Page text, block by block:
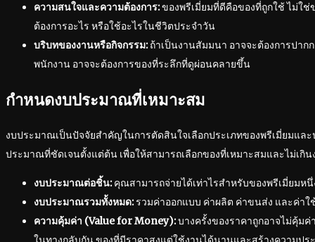
ความสนใจและความต้องการ:ของพรีเมี่ยมที่ดีคือของที่ถูกใช้ ไม่ใช่
ต้องการอะไร หรือใช้อะไรในชีวิตประจำวัน
บริบทของงานหรือกิจกรรม:ถ้าเป็นงานสัมมนา อาจจะต้องการปาก
พนักงาน อาจจะต้องการของที่ระลึกที่ดูผ่อนคลายขึ้น
กำหนดงบประมาณที่เหมาะสม
งบประมาณเป็นปัจจัยสำคัญในการตัดสินใจเลือกประเภทของพรีเมี่ยมแ
ประมาณที่ชัดเจนตั้งแต่ต้น เพื่อให้สามารถเลือกของที่เหมาะสมและไม่เกิ
งบประมาณต่อชิ้น:คุณสามารถจ่ายได้เท่าไรสำหรับของพรีเมี่ยมห
งบประมาณรวมทั้งหมด:รวมค่าออกแบบ ค่าผลิต ค่าขนส่ง และค่าใ
ความคุ้มค่า (Value for Money):บางครั้งของราคาถูกอาจไม่คุ้มค่